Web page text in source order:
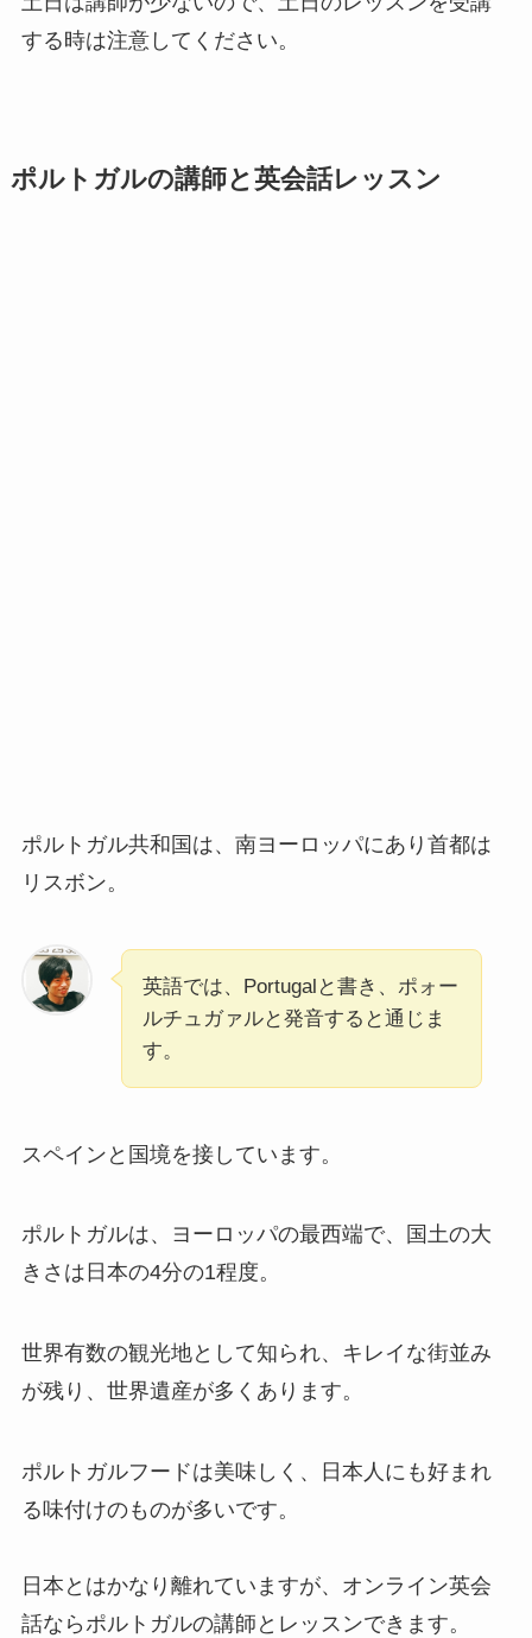
する時は注意してください。
ポルトガルの講師と英会話レッスン
ポルトガル共和国は、南ヨーロッパにあり首都は
リスボン。
英語では、Portugalと書き、ポォー
ルチュガァルと発音すると通じま
す。
スペインと国境を接しています。
ポルトガルは、ヨーロッパの最西端で、国土の大
きさは日本の4分の1程度。
世界有数の観光地として知られ、キレイな街並み
が残り、世界遺産が多くあります。
ポルトガルフードは美味しく、日本人にも好まれ
る味付けのものが多いです。
日本とはかなり離れていますが、オンライン英会
話ならポルトガルの講師とレッスンできます。